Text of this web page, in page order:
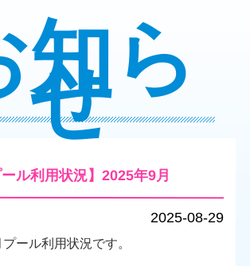
知ら
せ
ール利用状況】2025年9月
2025-08-29
ール利用状況です。